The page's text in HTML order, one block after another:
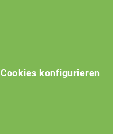
Cookies konfigurieren